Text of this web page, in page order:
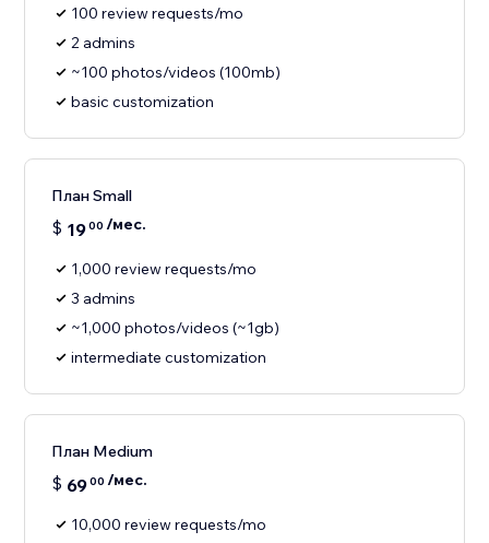
100 review requests/mo
2 admins
~100 photos/videos (100mb)
basic customization
План Small
$ 1900 /мес.
1,000 review requests/mo
3 admins
~1,000 photos/videos (~1gb)
intermediate customization
План Medium
$ 6900 /мес.
10,000 review requests/mo